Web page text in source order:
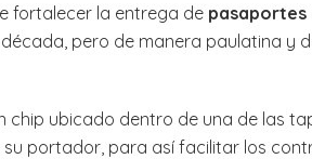
fortalecer la entrega de
pero de manera paulatina y
chip ubicado dentro de una de las
portador, para así facilitar los